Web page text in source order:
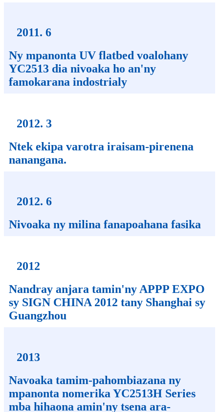
2011. 6
Ny mpanonta UV flatbed voalohany
YC2513 dia nivoaka ho an'ny
famokarana indostrialy
2012. 3
Ntek ekipa varotra iraisam-pirenena
nanangana.
2012. 6
Nivoaka ny milina fanapoahana fasika
2012
Nandray anjara tamin'ny APPP EXPO
sy SIGN CHINA 2012 tany Shanghai sy
Guangzhou
2013
Navoaka tamim-pahombiazana ny
mpanonta nomerika YC2513H Series
mba hihaona amin'ny tsena ara-